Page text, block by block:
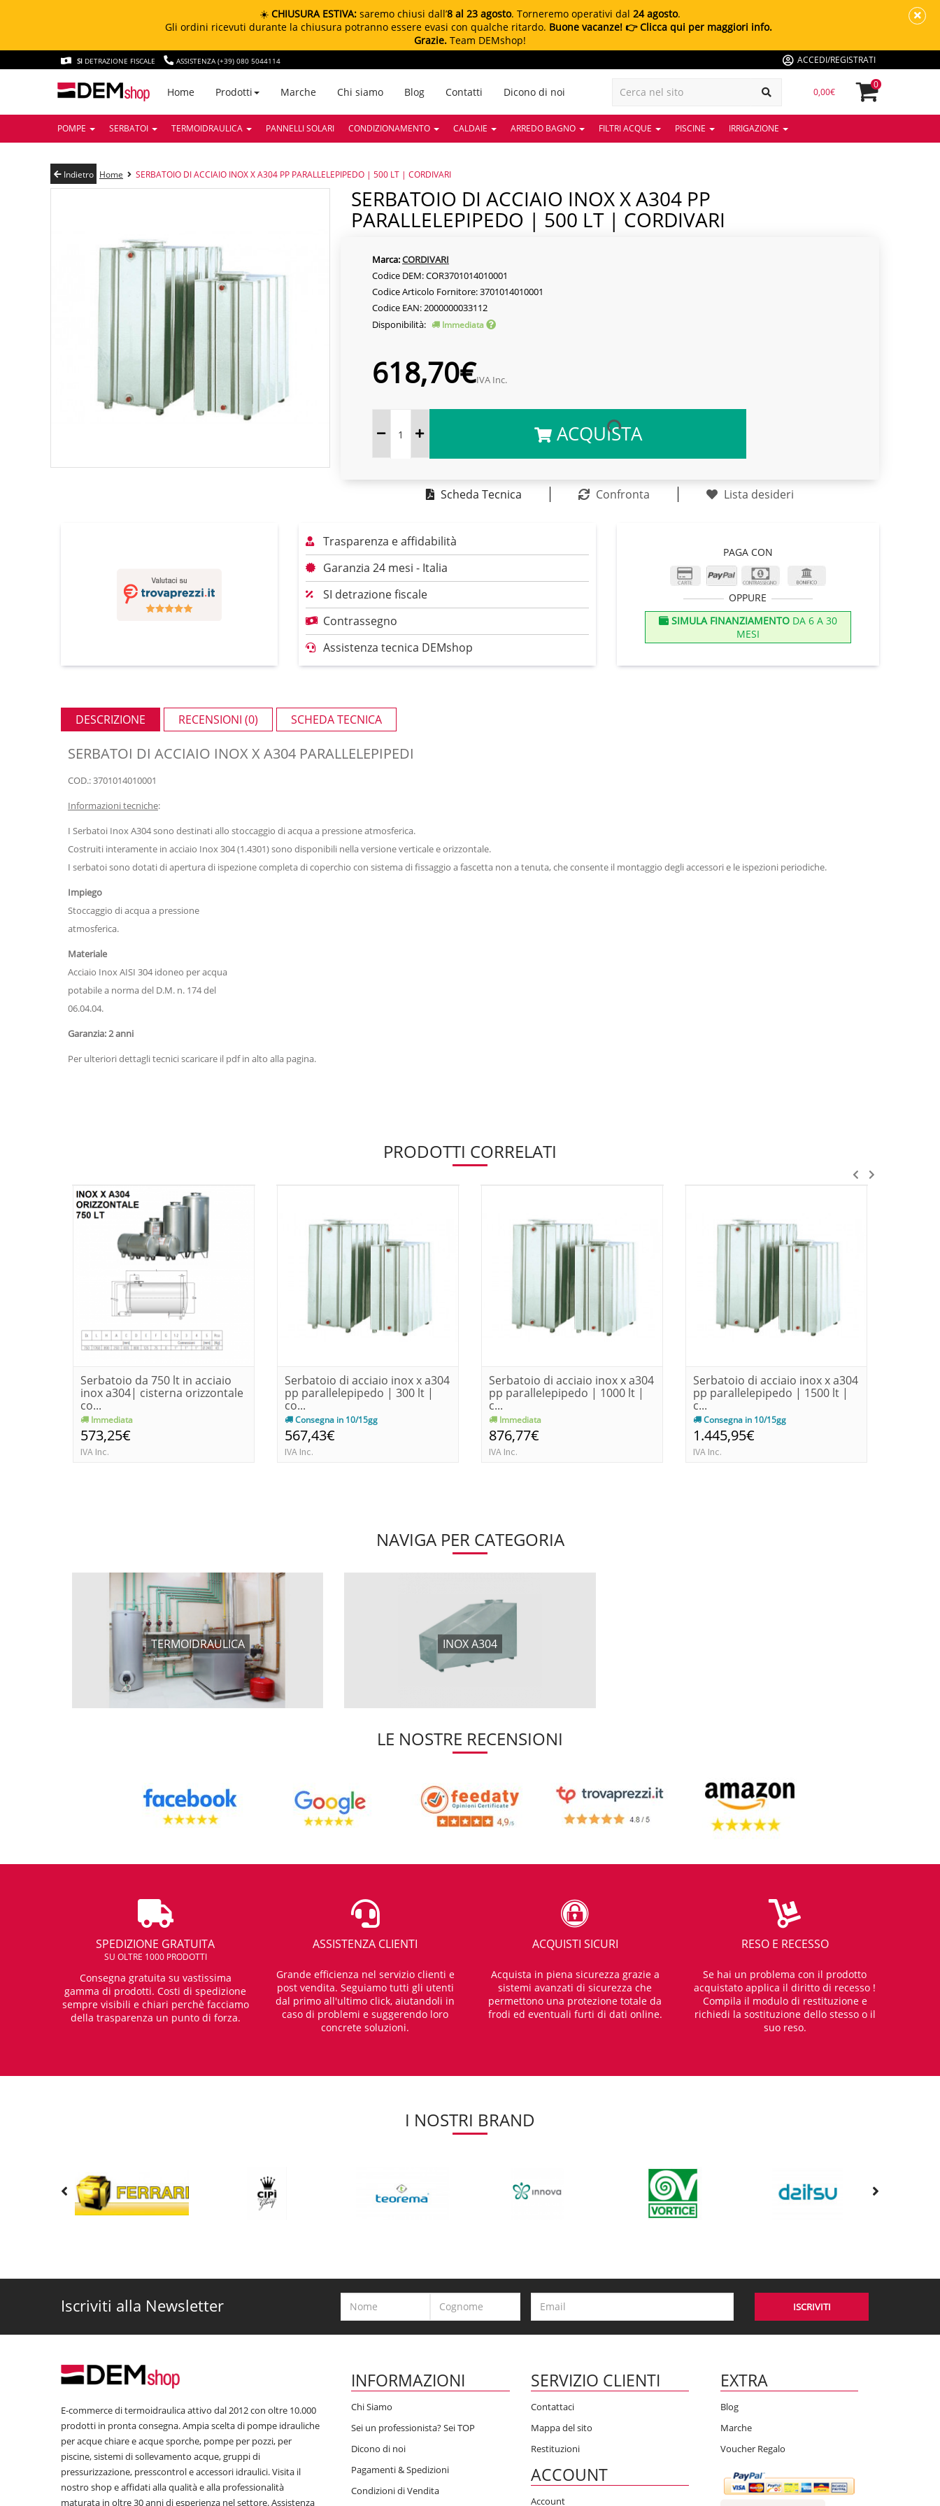
☀️ CHIUSURA ESTIVA: saremo chiusi dall’8 al 23 agosto. Torneremo operativi dal 24 agosto.
Gli ordini ricevuti durante la chiusura potranno essere evasi con qualche ritardo. Buone vacanze! 👉 Clicca qui per maggiori info.
Grazie. Team DEMshop!
SI DETRAZIONE FISCALE ASSISTENZA (+39) 080 5044114 ACCEDI/REGISTRATI
Home Prodotti Marche Chi siamo Blog Contatti Dicono di noi 0,00€
0
POMPE SERBATOI TERMOIDRAULICA PANNELLI SOLARI CONDIZIONAMENTO CALDAIE ARREDO BAGNO FILTRI ACQUE PISCINE IRRIGAZIONE
Indietro Home SERBATOIO DI ACCIAIO INOX X A304 PP PARALLELEPIPEDO | 500 LT | CORDIVARI
SERBATOIO DI ACCIAIO INOX X A304 PP
PARALLELEPIPEDO | 500 LT | CORDIVARI
Marca:CORDIVARI
Codice DEM: COR3701014010001
Codice Articolo Fornitore: 3701014010001
Codice EAN: 2000000033112
Disponibilità:
Immediata
618,70€IVA Inc.
ACQUISTA
Scheda Tecnica Confronta Lista desideri
Trasparenza e affidabilità
Garanzia 24 mesi - Italia
SI detrazione fiscale
Contrassegno
Assistenza tecnica DEMshop
PAGA CON
OPPURE
SIMULA FINANZIAMENTODA 6 A 30
MESI
DESCRIZIONE RECENSIONI (0) SCHEDA TECNICA
SERBATOI DI ACCIAIO INOX X A304 PARALLELEPIPEDI
COD.: 3701014010001
Informazioni tecniche:
I Serbatoi Inox A304 sono destinati allo stoccaggio di acqua a pressione atmosferica.
Costruiti interamente in acciaio Inox 304 (1.4301) sono disponibili nella versione verticale e orizzontale.
I serbatoi sono dotati di apertura di ispezione completa di coperchio con sistema di fissaggio a fascetta non a tenuta, che consente il montaggio degli accessori e le ispezioni periodiche.
Impiego
Stoccaggio di acqua a pressione
atmosferica.
Materiale
Acciaio Inox AISI 304 idoneo per acqua
potabile a norma del D.M. n. 174 del
06.04.04.
Garanzia: 2 anni
Per ulteriori dettagli tecnici scaricare il pdf in alto alla pagina.
PRODOTTI CORRELATI
Serbatoio da 750 lt in acciaio
inox a304| cisterna orizzontale
co...
Immediata
573,25€
IVA Inc.
Serbatoio di acciaio inox x a304
pp parallelepipedo | 300 lt |
co...
Consegna in 10/15gg
567,43€
IVA Inc.
Serbatoio di acciaio inox x a304
pp parallelepipedo | 1000 lt |
c...
Immediata
876,77€
IVA Inc.
Serbatoio di acciaio inox x a304
pp parallelepipedo | 1500 lt |
c...
Consegna in 10/15gg
1.445,95€
IVA Inc.
NAVIGA PER CATEGORIA
TERMOIDRAULICA INOX A304
LE NOSTRE RECENSIONI
SPEDIZIONE GRATUITA
SU OLTRE 1000 PRODOTTI
Consegna gratuita su vastissima
gamma di prodotti. Costi di spedizione
sempre visibili e chiari perchè facciamo
della trasparenza un punto di forza.
ASSISTENZA CLIENTI
Grande efficienza nel servizio clienti e
post vendita. Seguiamo tutti gli utenti
dal primo all'ultimo click, aiutandoli in
caso di problemi e suggerendo loro
concrete soluzioni.
ACQUISTI SICURI
Acquista in piena sicurezza grazie a
sistemi avanzati di sicurezza che
permettono una protezione totale da
frodi ed eventuali furti di dati online.
RESO E RECESSO
Se hai un problema con il prodotto
acquistato applica il diritto di recesso !
Compila il modulo di restituzione e
richiedi la sostituzione dello stesso o il
suo reso.
I NOSTRI BRAND
Iscriviti alla Newsletter ISCRIVITI
E-commerce di termoidraulica attivo dal 2012 con oltre 10.000
prodotti in pronta consegna. Ampia scelta di pompe idrauliche
per acque chiare e acque sporche, pompe per pozzi, per
piscine, sistemi di sollevamento acque, gruppi di
pressurizzazione, presscontrol e accessori idraulici. Visita il
nostro shop e affidati alla qualità e alla professionalità
maturata in oltre 30 anni di esperienza nel settore. Assistenza
INFORMAZIONI
Chi Siamo
Sei un professionista? Sei TOP
Dicono di noi
Pagamenti & Spedizioni
Condizioni di Vendita
SERVIZIO CLIENTI
Contattaci
Mappa del sito
Restituzioni
ACCOUNT
Account
EXTRA
Blog
Marche
Voucher Regalo